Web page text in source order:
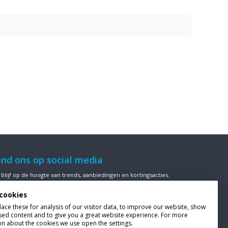
ons op social media
blijf op de hoogte van trends, aanbiedingen en kortingsacties.
klanten beoordelenVan Bellen Wind & Snowgemiddeld met
9,4 op basis van453beoordelingen.
these for analysis of our visitor data, to improve our website, show
content and to give you a great website experience. For more
about the cookies we use open the settings.